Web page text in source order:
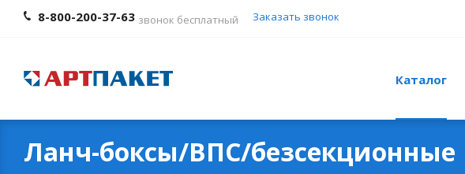
8-800-200-37-63 звонок бесплатный Заказать звонок
Каталог
Ланч-боксы/ВПС/безсекционные